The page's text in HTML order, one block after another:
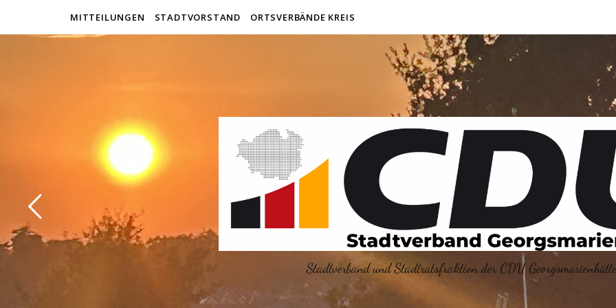
MITTEILUNGEN STADTVORSTAND ORTSVERBÄNDE KREIS
Stadtverband und Stadtratsfraktion der CDU